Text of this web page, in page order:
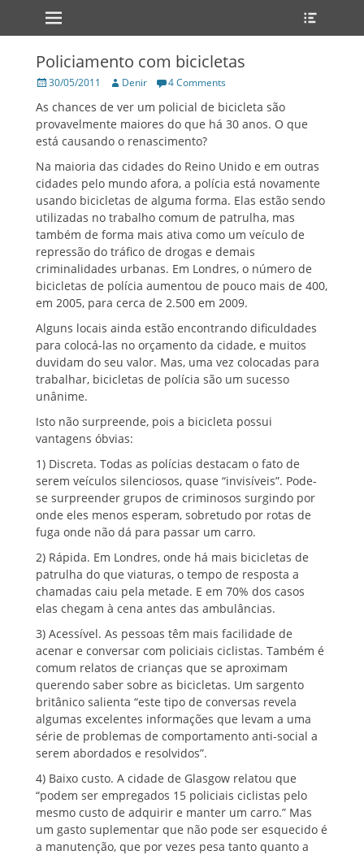
Primary Menu
Skip
Policiamento com bicicletas
Posted
30/05/2011 Author
Denir 4 Comments
As chances de ver um policial de bicicleta são
provavelmente maiores do que há 30 anos. O que
está causando o renascimento?
Na maioria das cidades do Reino Unido e em outras
cidades pelo mundo afora, a polícia está novamente
usando bicicletas de alguma forma. Elas estão sendo
utilizadas no trabalho comum de patrulha, mas
também de forma mais ativa como um veículo de
repressão do tráfico de drogas e demais
criminalidades urbanas. Em Londres, o número de
bicicletas de polícia aumentou de pouco mais de 400,
em 2005, para cerca de 2.500 em 2009.
Alguns locais ainda estão encontrando dificuldades
para colocá-las no orçamento da cidade, e muitos
duvidam do seu valor. Mas, uma vez colocadas para
trabalhar, bicicletas de polícia são um sucesso
unânime.
Isto não surpreende, pois a bicicleta possui
vantagens óbvias:
1) Discreta. Todas as polícias destacam o fato de
serem veículos silenciosos, quase “invisíveis”. Pode-
se surpreender grupos de criminosos surgindo por
onde eles menos esperam, sobretudo por rotas de
fuga onde não dá para passar um carro.
2) Rápida. Em Londres, onde há mais bicicletas de
patrulha do que viaturas, o tempo de resposta a
chamadas caiu pela metade. E em 70% dos casos
elas chegam à cena antes das ambulâncias.
3) Acessível. As pessoas têm mais facilidade de
acenar e conversar com policiais ciclistas. Também é
comum relatos de crianças que se aproximam
querendo saber sobre as bicicletas. Um sargento
britânico salienta “este tipo de conversas revela
algumas excelentes informações que levam a uma
série de problemas de comportamento anti-social a
serem abordados e resolvidos”.
4) Baixo custo. A cidade de Glasgow relatou que
“podem ser empregados 15 policiais ciclistas pelo
mesmo custo de adquirir e manter um carro.” Mas
um gasto suplementar que não pode ser esquecido é
a manutenção, que por vezes pesa tanto quanto a